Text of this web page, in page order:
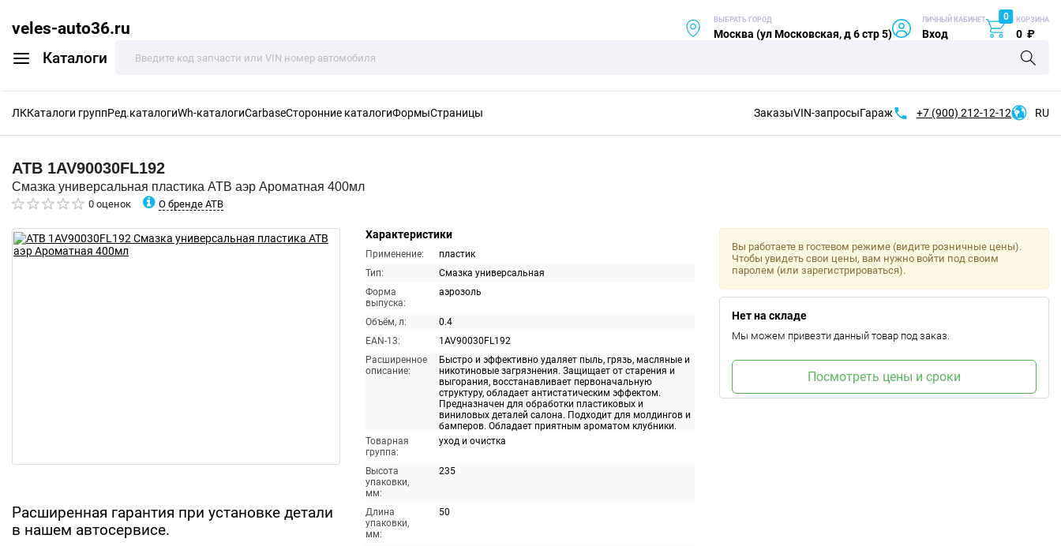
veles-auto36.ru
Каталоги
ВЫБРАТЬ ГОРОД
Москва (ул Московская, д 6 стр 5)
ЛИЧНЫЙ КАБИНЕТ
Вход
0 КОРЗИНА
0 ₽
ЛККаталоги группРед.каталогиWh-каталогиCarbaseСторонние каталогиФормыСтраницы ЗаказыVIN-запросыГараж +7 (900) 212-12-12 RU
ATB 1AV90030FL192
Смазка универсальная пластика ATB аэр Ароматная 400мл
0 оценок О бренде ATB
Расширенная гарантия при установке детали
в нашем автосервисе.
Характеристики
Применение:
пластик
Тип:
Смазка универсальная
Форма
выпуска:
аэрозоль
Объём, л:
0.4
EAN-13:
1AV90030FL192
Расширенное
описание:
Быстро и эффективно удаляет пыль, грязь, масляные и
никотиновые загрязнения. Защищает от старения и
выгорания, восстанавливает первоначальную
структуру, обладает антистатическим эффектом.
Предназначен для обработки пластиковых и
виниловых деталей салона. Подходит для молдингов и
бамперов. Обладает приятным ароматом клубники.
Товарная
группа:
уход и очистка
Высота
упаковки,
мм:
235
Длина
упаковки,
мм:
50
Вы работаете в гостевом режиме (видите розничные цены).
Чтобы увидеть свои цены, вам нужно войти под своим
паролем (или зарегистрироваться).
Нет на складе
Мы можем привезти данный товар под заказ.
Посмотреть цены и сроки